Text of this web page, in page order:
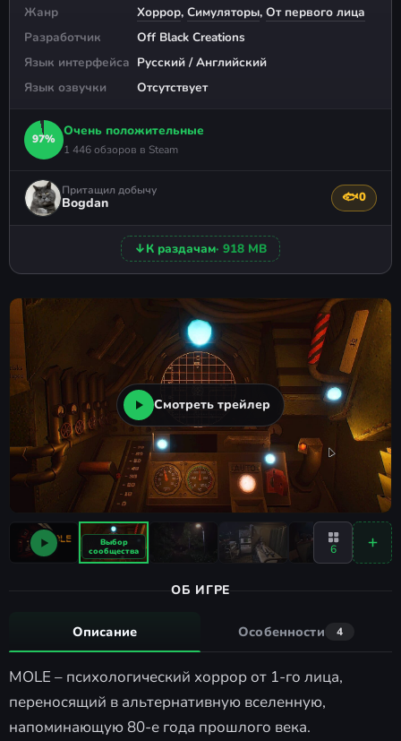
Жанр
Хоррор, Симуляторы, От первого лица
Разработчик
Off Black Creations
Язык интерфейса Русский / Английский
Язык озвучки
Отсутствует
97%
Очень положительные
1 446 обзоров в Steam
Притащил добычу
Bogdan 🐟0
↓К раздачам· 918 MB
Смотреть трейлер
6
ОБ ИГРЕ
Описание Особенности 4
MOLE – психологический хоррор от 1-го лица,
переносящий в альтернативную вселенную,
напоминающую 80-е года прошлого века.